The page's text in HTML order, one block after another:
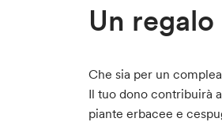
Un
Che sia per un
Il tuo dono contribuirà
piante erbacee e